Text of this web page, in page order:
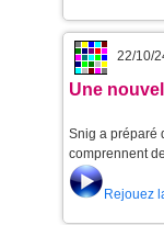
22/10/
Une
Snig a préparé
comprennent
Rejouez